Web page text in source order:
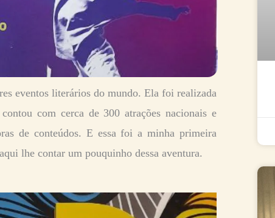
eventos literários do mundo. Ela foi realizada
com cerca de 300 atrações nacionais e
de conteúdos. E essa foi a minha primeira
lhe contar um pouquinho dessa aventura.